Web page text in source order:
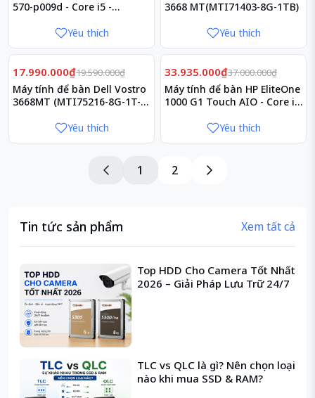
570-p009d - Core i5 -
Yêu thích
3668 MT(MTI71403-8G-1TB)
Yêu thích
Giảm8%
17.990.000₫19.590.000₫
Máy tính để bàn Dell Vostro
3668MT (MTI75216-8G-1T-
Yêu thích
Giảm8%
33.935.000₫37.000.000₫
Máy tính để bàn HP EliteOne
1000 G1 Touch AIO - Core i5
Yêu thích
1 2
Tin tức sản phẩm Xem tất cả
Top HDD Cho Camera Tốt Nhất
2026 – Giải Pháp Lưu Trữ 24/7
TLC vs QLC là gì? Nên chọn loại
nào khi mua SSD & RAM?